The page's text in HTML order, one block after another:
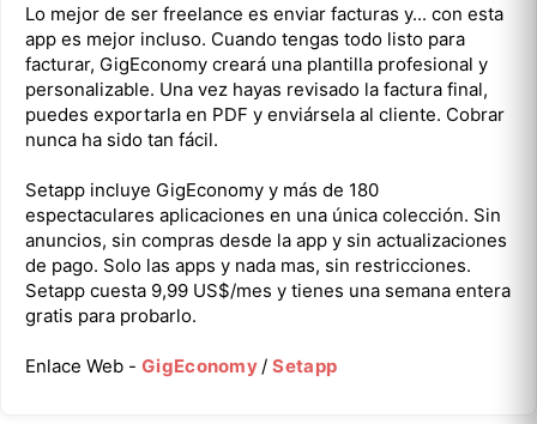
Lo mejor de ser freelance es enviar facturas y... con esta
app es mejor incluso. Cuando tengas todo listo para
facturar, GigEconomy creará una plantilla profesional y
personalizable. Una vez hayas revisado la factura final,
puedes exportarla en PDF y enviársela al cliente. Cobrar
nunca ha sido tan fácil.
Setapp incluye GigEconomy y más de 180
espectaculares aplicaciones en una única colección. Sin
anuncios, sin compras desde la app y sin actualizaciones
de pago. Solo las apps y nada mas, sin restricciones.
Setapp cuesta 9,99 US$/mes y tienes una semana entera
gratis para probarlo.
Enlace Web - GigEconomy /Setapp